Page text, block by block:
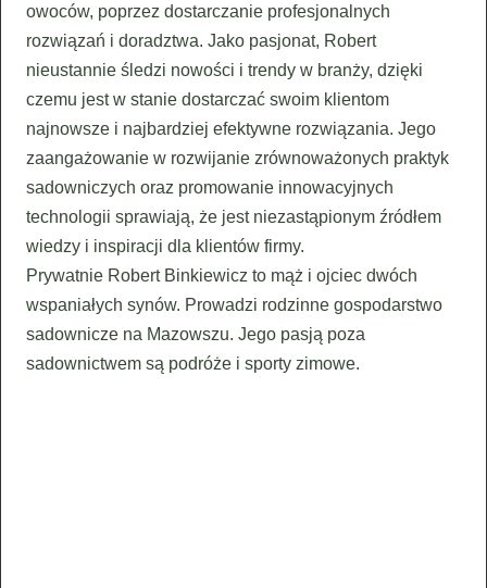
owoców, poprzez dostarczanie profesjonalnych
rozwiązań i doradztwa. Jako pasjonat, Robert
nieustannie śledzi nowości i trendy w branży, dzięki
czemu jest w stanie dostarczać swoim klientom
najnowsze i najbardziej efektywne rozwiązania. Jego
zaangażowanie w rozwijanie zrównoważonych praktyk
sadowniczych oraz promowanie innowacyjnych
technologii sprawiają, że jest niezastąpionym źródłem
wiedzy i inspiracji dla klientów firmy.
Prywatnie Robert Binkiewicz to mąż i ojciec dwóch
wspaniałych synów. Prowadzi rodzinne gospodarstwo
sadownicze na Mazowszu. Jego pasją poza
sadownictwem są podróże i sporty zimowe.